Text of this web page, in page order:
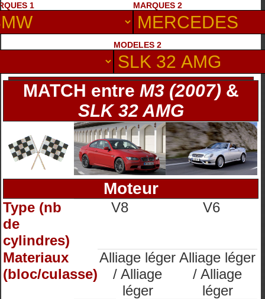
1 MARQUES 2
MODELES 2
MATCH entre M3 (2007) &
SLK 32 AMG
Moteur
Type (nb
de
cylindres)
V8 V6
Materiaux
(bloc/culasse)
Alliage léger
/ Alliage
léger
Alliage léger
/ Alliage
léger